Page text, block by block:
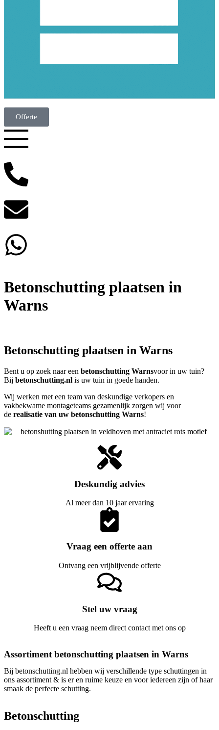
Offerte
Betonschutting plaatsen in
Warns
Betonschutting plaatsen in Warns
Bent u op zoek naar een betonschutting Warnsvoor in uw tuin?
Bij betonschutting.nl is uw tuin in goede handen.
Wij werken met een team van deskundige verkopers en
vakbekwame montageteams gezamenlijk zorgen wij voor
de realisatie van uw betonschutting Warns!
Deskundig advies
Al meer dan 10 jaar ervaring
Vraag een offerte aan
Ontvang een vrijblijvende offerte
Stel uw vraag
Heeft u een vraag neem direct contact met ons op
Assortiment betonschutting plaatsen in Warns
Bij betonschutting.nl hebben wij verschillende type schuttingen in
ons assortiment & is er en ruime keuze en voor iedereen zijn of haar
smaak de perfecte schutting.
Betonschutting